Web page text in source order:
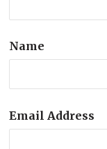
Name
Email Address